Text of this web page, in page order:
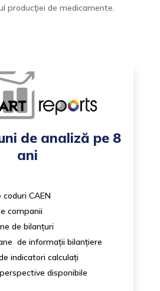
producţiei de medicamente.
de analiză pe 8
ani
CAEN
companii
de bilanțuri
de informații bilanțiere
indicatori calculați
disponibile